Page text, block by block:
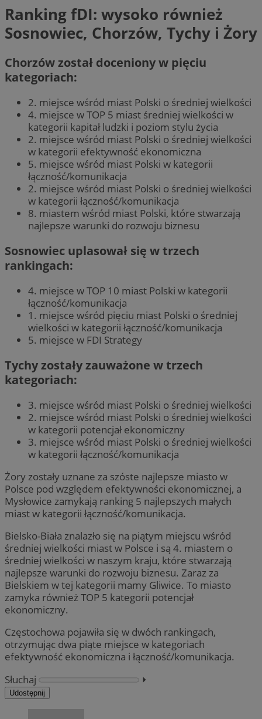
Ranking fDI: wysoko również
Sosnowiec, Chorzów, Tychy i Żory
Chorzów został doceniony w pięciu
kategoriach:
2. miejsce wśród miast Polski o średniej wielkości
4. miejsce w TOP 5 miast średniej wielkości w
kategorii kapitał ludzki i poziom stylu życia
2. miejsce wśród miast Polski o średniej wielkości
w kategorii efektywność ekonomiczna
5. miejsce wśród miast Polski w kategorii
łączność/komunikacja
2. miejsce wśród miast Polski o średniej wielkości
w kategorii łączność/komunikacja
8. miastem wśród miast Polski, które stwarzają
najlepsze warunki do rozwoju biznesu
Sosnowiec uplasował się w trzech
rankingach:
4. miejsce w TOP 10 miast Polski w kategorii
łączność/komunikacja
1. miejsce wśród pięciu miast Polski o średniej
wielkości w kategorii łączność/komunikacja
5. miejsce w FDI Strategy
Tychy zostały zauważone w trzech
kategoriach:
3. miejsce wśród miast Polski o średniej wielkości
2. miejsce wśród miast Polski o średniej wielkości
w kategorii potencjał ekonomiczny
3. miejsce wśród miast Polski o średniej wielkości
w kategorii łączność/komunikacja
Żory zostały uznane za szóste najlepsze miasto w
Polsce pod względem efektywności ekonomicznej, a
Mysłowice zamykają ranking 5 najlepszych małych
miast w kategorii łączność/komunikacja.
Bielsko-Biała znalazło się na piątym miejscu wśród
średniej wielkości miast w Polsce i są 4. miastem o
średniej wielkości w naszym kraju, które stwarzają
najlepsze warunki do rozwoju biznesu. Zaraz za
Bielskiem w tej kategorii mamy Gliwice. To miasto
zamyka również TOP 5 kategorii potencjał
ekonomiczny.
Częstochowa pojawiła się w dwóch rankingach,
otrzymując dwa piąte miejsce w kategoriach
efektywność ekonomiczna i łączność/komunikacja.
Słuchaj
⏵︎
Udostępnij